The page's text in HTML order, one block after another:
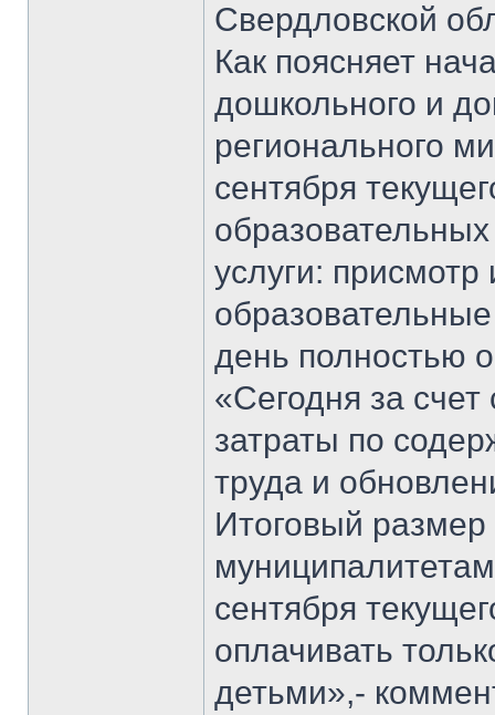
Свердловской
Как поясняет
дошкольного и
регионального
сентября
услуги:
день полностью
«Сегодня за
затраты по
труда и
Итоговый размер
сентября
оплачивать
детьми»,-